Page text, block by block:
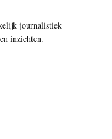
journalistiek
inzichten.